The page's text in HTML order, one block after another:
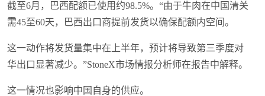
截至6月，巴西配额已使用约98.5%。“由于牛肉在中国清关
需45至60天，巴西出口商提前发货以确保配额内空间。
这一动作将发货量集中在上半年，预计将导致第三季度对
华出口显著减少。”StoneX市场情报分析师在报告中解释。
这一情况也影响中国自身的供应。